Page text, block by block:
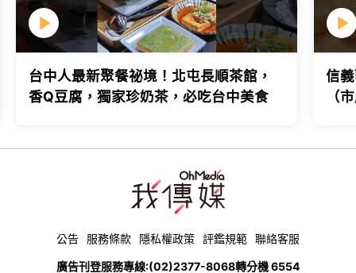
台中人最新聚餐祕境！北屯長順茶館，
香Q豆腐，獨家珍奶茶，必吃台中美食
信
（
公告 服務條款 隱私權政策 評鑑規範 聯絡客服
廣告刊登服務專線:(02)2377-8068轉分機 6554